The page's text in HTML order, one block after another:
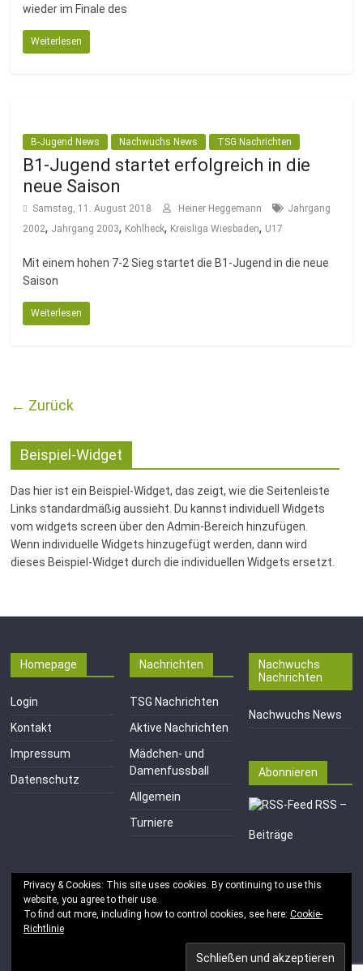
wieder im Finale des
Weiterlesen
B-Jugend News Nachwuchs News TSG Nachrichten
B1-Jugend startet erfolgreich in die
neue Saison
Samstag, 11. August 2018 Heiner Heggemann
Jahrgang
2002, Jahrgang 2003, Kohlheck, Kreisliga Wiesbaden, U17
Mit einem hohen 7-2 Sieg startet die B1-Jugend in die neue
Saison
Weiterlesen
← Zurück
Beispiel-Widget
Das hier ist ein Beispiel-Widget, das zeigt, wie die Seitenleiste
Links standardmäßig aussieht. Du kannst individuell Widgets
vom widgets screen über den Admin-Bereich hinzufügen.
Wenn individuelle Widgets hinzugefügt werden, dann wird
dieses Beispiel-Widget durch die individuellen Widgets ersetzt.
Homepage
Login
Kontakt
Impressum
Datenschutz
Nachrichten
TSG Nachrichten
Aktive Nachrichten
Mädchen- und
Damenfussball
Allgemein
Turniere
Nachwuchs
Nachrichten
Nachwuchs News
Abonnieren
RSS –
Beiträge
Privacy & Cookies: This site uses cookies. By continuing to use this
website, you agree to their use.
To find out more, including how to control cookies, see here: Cookie-
Richtlinie
Copyright © 2026
vorbehalten.